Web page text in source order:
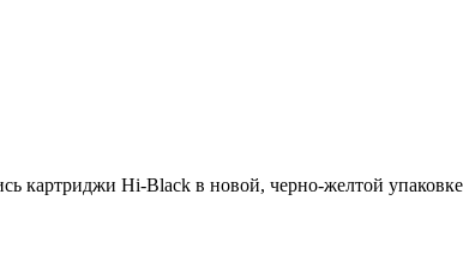
картриджи Hi-Black в новой, черно-желтой